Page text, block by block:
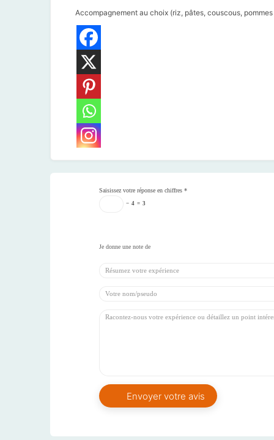
Accompagnement au choix (riz, pâtes, couscous,
Saisissez votre réponse en chiffres *
− 4 = 3